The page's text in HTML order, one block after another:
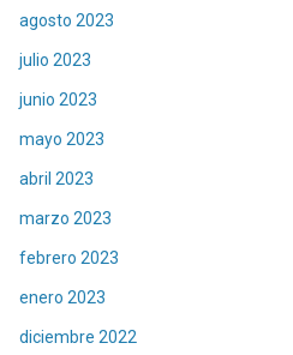
agosto 2023
julio 2023
junio 2023
mayo 2023
abril 2023
marzo 2023
febrero 2023
enero 2023
diciembre 2022